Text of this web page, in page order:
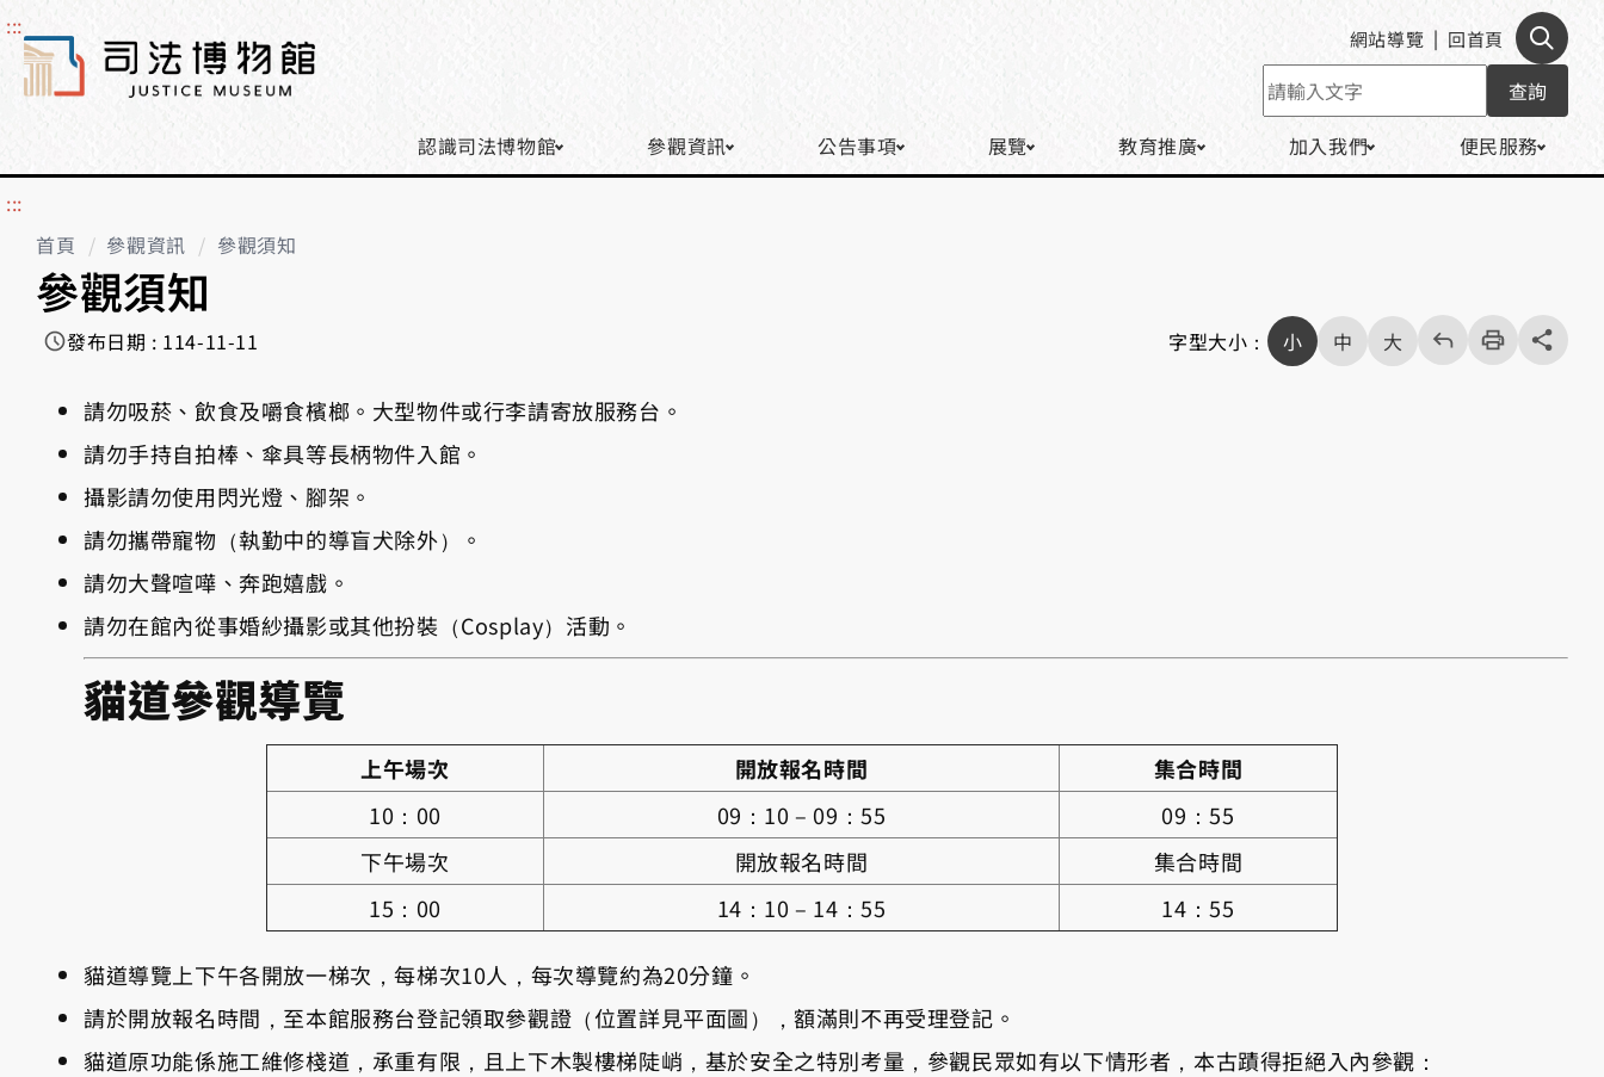
::: 網站導覽 回首頁
搜
查詢
認識司法博物館
參觀資訊 公告事項 展覽 教育推廣 加入我們
便民服務
:::
首頁
參觀資訊 參觀須知
參觀須知
發布日期 : 114-11-11 字型大小： 小 中 大
回
上
一
頁
列
印
share分享按
請勿吸菸、飲食及嚼食檳榔。大型物件或行李請寄放服務台。
請勿手持自拍棒、傘具等長柄物件入館。
攝影請勿使用閃光燈、腳架。
請勿攜帶寵物（執勤中的導盲犬除外）。
請勿大聲喧嘩、奔跑嬉戲。
請勿在館內從事婚紗攝影或其他扮裝（Cosplay）活動。
貓道參觀導覽
上午場次 開放報名時間
集合時間
10：00
09：10 – 09：55
09：55
下午場次
開放報名時間
集合時間
15：00
14：10 – 14：55 14：55
貓道導覽上下午各開放一梯次，每梯次10人，每次導覽約為20分鐘。
請於開放報名時間，至本館服務台登記領取參觀證（位置詳見平面圖），額滿則不再受理登記。
貓道原功能係施工維修棧道，承重有限，且上下木製樓梯陡峭，基於安全之特別考量，參觀民眾如有以下情形者，本古蹟得拒絕入內參觀：